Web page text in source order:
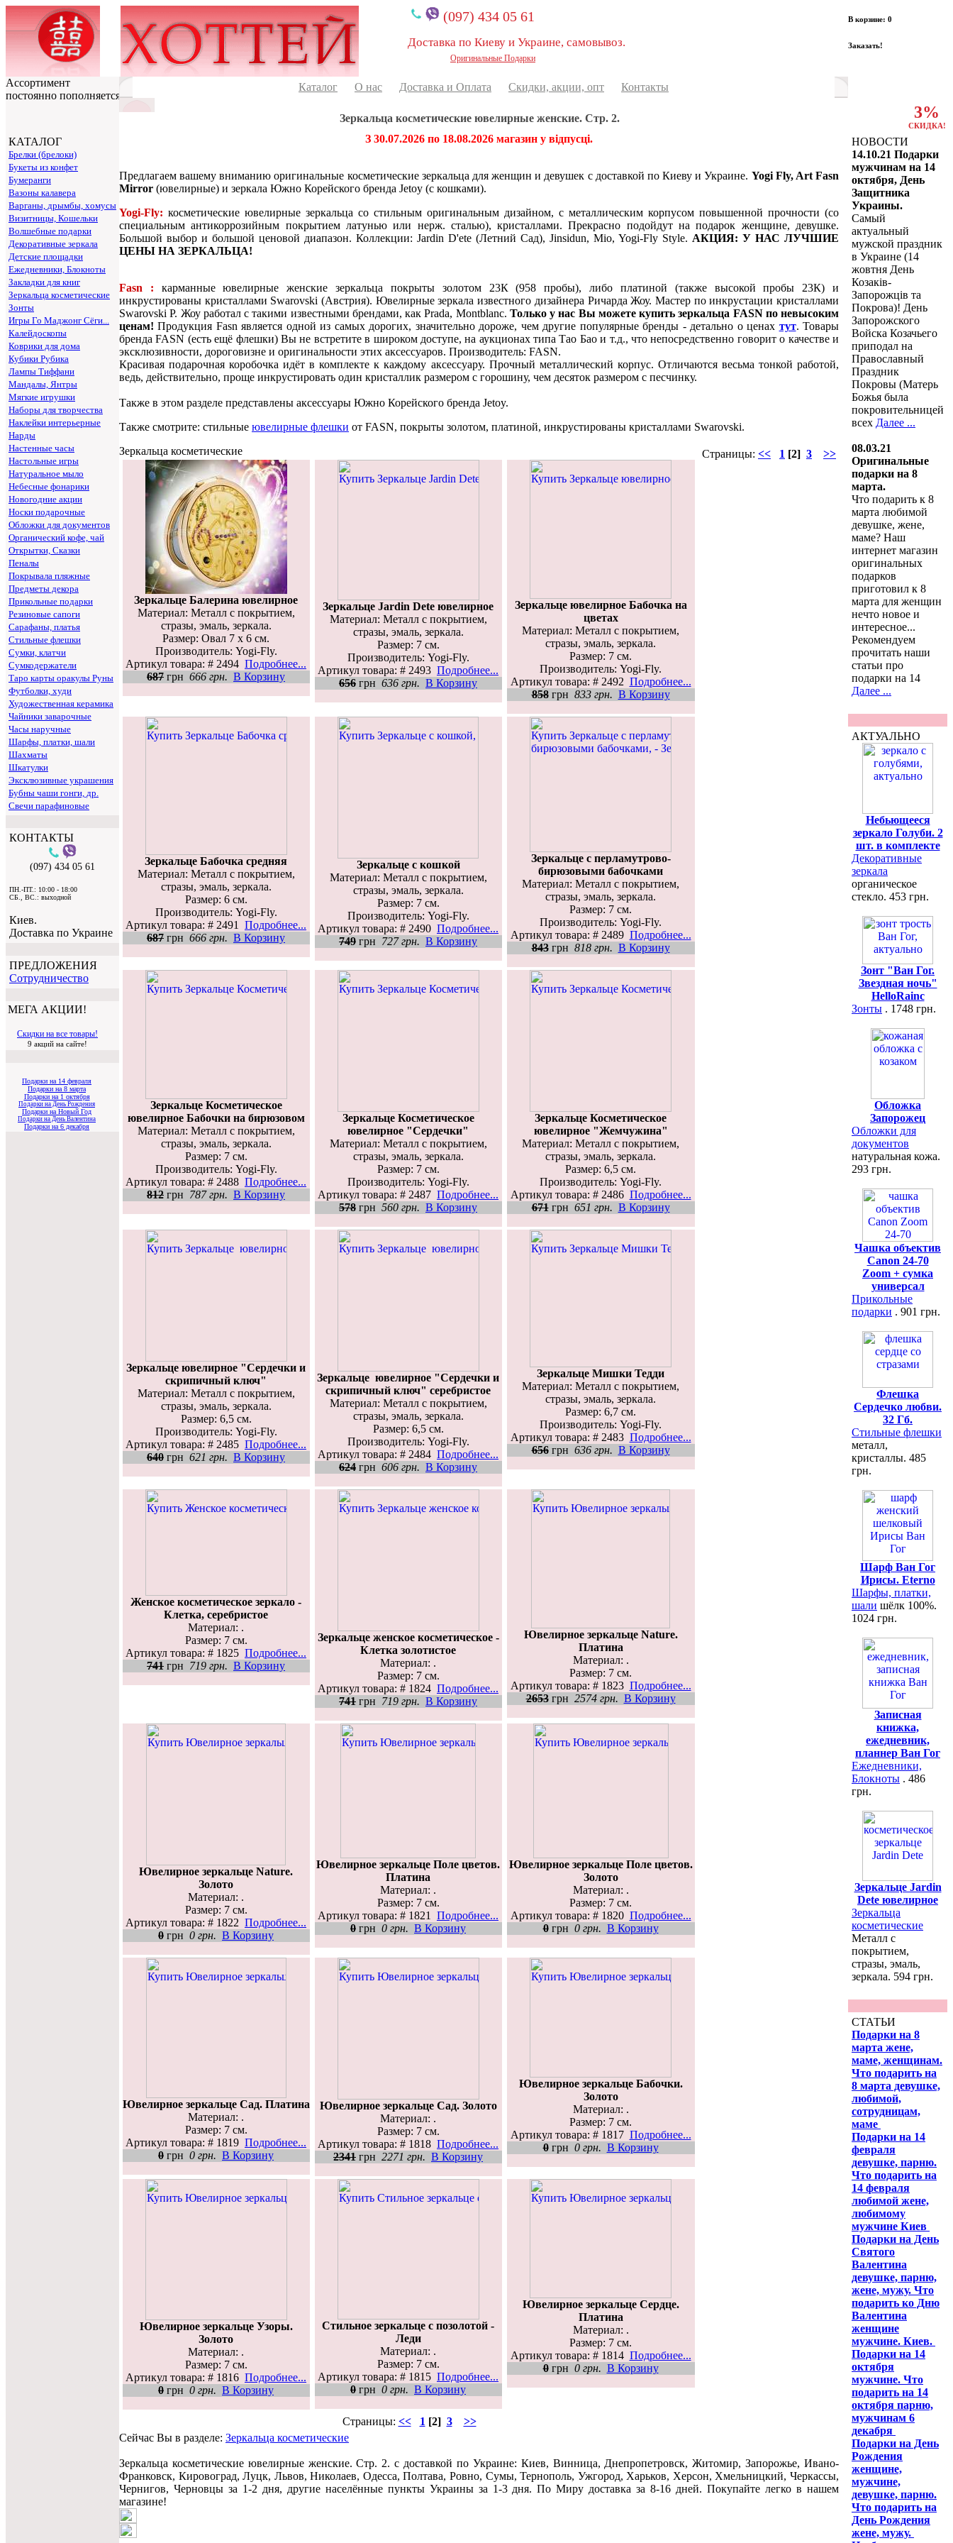
(097) 434 05 61
Доставка по Киеву и Украине, самовывоз.
Оригинальные Подарки
В корзине: 0
Заказать!
Ассортимент
постоянно пополняется
КАТАЛОГ
Брелки (брелоки)
Букеты из конфет
Бумеранги
Вазоны калавера
Варганы, дрымбы, хомусы
Визитницы, Кошельки
Волшебные подарки
Декоративные зеркала
Детские площадки
Ежедневники, Блокноты
Закладки для книг
Зеркальца косметические
Зонты
Игры Го Маджонг Сёги...
Калейдоскопы
Коврики для дома
Кубики Рубика
Лампы Тиффани
Мандалы, Янтры
Мягкие игрушки
Наборы для творчества
Наклейки интерьерные
Нарды
Настенные часы
Настольные игры
Натуральное мыло
Небесные фонарики
Новогодние акции
Носки подарочные
Обложки для документов
Органический кофе, чай
Открытки, Сказки
Пеналы
Покрывала пляжные
Предметы декора
Прикольные подарки
Резиновые сапоги
Сарафаны, платья
Стильные флешки
Сумки, клатчи
Сумкодержатели
Таро карты оракулы Руны
Футболки, худи
Художественная керамика
Чайники заварочные
Часы наручные
Шарфы, платки, шали
Шахматы
Шкатулки
Эксклюзивные украшения
Бубны чаши гонги, др.
Свечи парафиновые
КОНТАКТЫ
(097) 434 05 61
ПН.-ПТ.: 10:00 - 18:00
СБ., ВС.: выходной
Киев.
Доставка по Украине
ПРЕДЛОЖЕНИЯ
Cотрудничество
МЕГА АКЦИИ!
Скидки на все товары!
9 акций на сайте!
Подарки на 14 февраля
Подарки на 8 марта
Подарки на 1 октября
Подарки на День Рождения
Подарки на Новый Год
Подарки на День Валентина
Подарки на 6 декабря
Каталог О нас Доставка и Оплата Скидки, акции, опт Контакты
Зеркальца косметические ювелирные женские. Стр. 2.
З 30.07.2026 по 18.08.2026 магазин у відпусці.
Предлагаем вашему вниманию оригинальные косметические зеркальца для женщин и девушек с доставкой по Киеву и Украине. Yogi Fly, Art Fasn
Mirror (ювелирные) и зеркала Южно Корейского бренда Jetoy (с кошками).
Yogi-Fly: косметические ювелирные зеркальца со стильным оригинальным дизайном, с металлическим корпусом повышенной прочности (со
специальным антикоррозийным покрытием латунью или нерж. сталью), кристаллами. Прекрасно подойдут на подарок женщине, девушке.
Большой выбор и большой ценовой диапазон. Коллекции: Jardin D'ete (Летний Сад), Jinsidun, Mio, Yogi-Fly Style. АКЦИЯ: У НАС ЛУЧШИЕ
ЦЕНЫ НА ЗЕРКАЛЬЦА!
Fasn : карманные ювелирные женские зеркальца покрыты золотом 23К (958 пробы), либо платиной (также высокой пробы 23К) и
инкрустированы кристаллами Swarovski (Австрия). Ювелирные зеркала известного дизайнера Ричарда Жоу. Мастер по инкрустации кристаллами
Swarovski Р. Жоу работал с такими известными брендами, как Prada, Montblanc. Только у нас Вы можете купить зеркальца FASN по невысоким
ценам! Продукция Fasn является одной из самых дорогих, значительно дороже, чем другие популярные бренды - детально о ценах тут. Товары
бренда FASN (есть ещё флешки) Вы не встретите в широком доступе, на аукционах типа Тао Бао и т.д., что непосредственно говорит о качестве и
эксклюзивности, дороговизне и оригинальности этих аксессуаров. Производитель: FASN.
Красивая подарочная коробочка идёт в комплекте к каждому аксессуару. Прочный металлический корпус. Отличаются весьма тонкой работой,
ведь, действительно, проще инкрустировать один кристаллик размером с горошину, чем десяток размером с песчинку.
Также в этом разделе представлены аксессуары Южно Корейского бренда Jetoy.
Также смотрите: стильные ювелирные флешки от FASN, покрыты золотом, платиной, инкрустированы кристаллами Swarovski.
Зеркальца косметические
Страницы: << 1 [2] 3 >>
Зеркальце Балерина ювелирное
Материал: Металл с покрытием,
стразы, эмаль, зеркала.
Размер: Овал 7 х 6 см.
Производитель: Yogi-Fly.
Артикул товара: # 2494 Подробнее...
687 грн 666 грн. В Корзину
Зеркальце Jardin Dete ювелирное
Материал: Металл с покрытием,
стразы, эмаль, зеркала.
Размер: 7 см.
Производитель: Yogi-Fly.
Артикул товара: # 2493 Подробнее...
656 грн 636 грн. В Корзину
Зеркальце ювелирное Бабочка на
цветах
Материал: Металл с покрытием,
стразы, эмаль, зеркала.
Размер: 7 см.
Производитель: Yogi-Fly.
Артикул товара: # 2492 Подробнее...
858грн 833 грн. В Корзину
Зеркальце Бабочка средняя
Материал: Металл с покрытием,
стразы, эмаль, зеркала.
Размер: 6 см.
Производитель: Yogi-Fly.
Артикул товара: # 2491 Подробнее...
687 грн 666 грн. В Корзину
Зеркальце с кошкой
Материал: Металл с покрытием,
стразы, эмаль, зеркала.
Размер: 7 см.
Производитель: Yogi-Fly.
Артикул товара: # 2490 Подробнее...
749 грн 727 грн. В Корзину
Зеркальце с перламутрово-
бирюзовыми бабочками
Материал: Металл с покрытием,
стразы, эмаль, зеркала.
Размер: 7 см.
Производитель: Yogi-Fly.
Артикул товара: # 2489 Подробнее...
843грн 818 грн. В Корзину
Зеркальце Косметическое
ювелирное Бабочки на бирюзовом
Материал: Металл с покрытием,
стразы, эмаль, зеркала.
Размер: 7 см.
Производитель: Yogi-Fly.
Артикул товара: # 2488 Подробнее...
812 грн 787 грн. В Корзину
Зеркальце Косметическое
ювелирное "Сердечки"
Материал: Металл с покрытием,
стразы, эмаль, зеркала.
Размер: 7 см.
Производитель: Yogi-Fly.
Артикул товара: # 2487 Подробнее...
578 грн 560 грн. В Корзину
Зеркальце Косметическое
ювелирное "Жемчужина"
Материал: Металл с покрытием,
стразы, эмаль, зеркала.
Размер: 6,5 см.
Производитель: Yogi-Fly.
Артикул товара: # 2486 Подробнее...
671грн 651 грн. В Корзину
Зеркальце ювелирное "Сердечки и
скрипичный ключ"
Материал: Металл с покрытием,
стразы, эмаль, зеркала.
Размер: 6,5 см.
Производитель: Yogi-Fly.
Артикул товара: # 2485 Подробнее...
640 грн 621 грн. В Корзину
Зеркальце ювелирное "Сердечки и
скрипичный ключ" серебристое
Материал: Металл с покрытием,
стразы, эмаль, зеркала.
Размер: 6,5 см.
Производитель: Yogi-Fly.
Артикул товара: # 2484 Подробнее...
624 грн 606 грн. В Корзину
Зеркальце Мишки Тедди
Материал: Металл с покрытием,
стразы, эмаль, зеркала.
Размер: 6,7 см.
Производитель: Yogi-Fly.
Артикул товара: # 2483 Подробнее...
656грн 636 грн. В Корзину
Женское косметическое зеркало -
Клетка, серебристое
Материал: .
Размер: 7 см.
Артикул товара: # 1825 Подробнее...
741 грн 719 грн. В Корзину
Зеркальце женское косметическое -
Клетка золотистое
Материал: .
Размер: 7 см.
Артикул товара: # 1824 Подробнее...
741 грн 719 грн. В Корзину
Ювелирное зеркальце Nature.
Платина
Материал: .
Размер: 7 см.
Артикул товара: # 1823 Подробнее...
2653грн 2574 грн. В Корзину
Ювелирное зеркальце Nature.
Золото
Материал: .
Размер: 7 см.
Артикул товара: # 1822 Подробнее...
0 грн 0 грн. В Корзину
Ювелирное зеркальце Поле цветов.
Платина
Материал: .
Размер: 7 см.
Артикул товара: # 1821 Подробнее...
0 грн 0 грн. В Корзину
Ювелирное зеркальце Поле цветов.
Золото
Материал: .
Размер: 7 см.
Артикул товара: # 1820 Подробнее...
0грн 0 грн. В Корзину
Ювелирное зеркальце Сад. Платина
Материал: .
Размер: 7 см.
Артикул товара: # 1819 Подробнее...
0 грн 0 грн. В Корзину
Ювелирное зеркальце Сад. Золото
Материал: .
Размер: 7 см.
Артикул товара: # 1818 Подробнее...
2341 грн 2271 грн. В Корзину
Ювелирное зеркальце Бабочки.
Золото
Материал: .
Размер: 7 см.
Артикул товара: # 1817 Подробнее...
0грн 0 грн. В Корзину
Ювелирное зеркальце Узоры.
Золото
Материал: .
Размер: 7 см.
Артикул товара: # 1816 Подробнее...
0 грн 0 грн. В Корзину
Стильное зеркальце с позолотой -
Леди
Материал: .
Размер: 7 см.
Артикул товара: # 1815 Подробнее...
0 грн 0 грн. В Корзину
Ювелирное зеркальце Сердце.
Платина
Материал: .
Размер: 7 см.
Артикул товара: # 1814 Подробнее...
0грн 0 грн. В Корзину
Страницы: << 1 [2] 3
>>
Сейчас Вы в разделе: Зеркальца косметические
Зеркальца косметические ювелирные женские. Стр. 2. c доставкой по Украине: Киев, Винница, Днепропетровск, Житомир, Запорожье, Ивано-
Франковск, Кировоград, Луцк, Львов, Николаев, Одесса, Полтава, Ровно, Сумы, Тернополь, Ужгород, Харьков, Херсон, Хмельницкий, Черкассы,
Чернигов, Черновцы за 1-2 дня, другие населённые пункты Украины за 1-3 дня. По Миру доставка за 8-16 дней. Покупайте легко в нашем
магазине!
3%
СКИДКА!
НОВОСТИ
14.10.21 Подарки
мужчинам на 14
октября, День
Защитника
Украины.
Самый
актуальный
мужской праздник
в Украине (14
жовтня День
Козаків-
Запорожців та
Покрова)! День
Запорожского
Войска Козачьего
приподал на
Православный
Праздник
Покровы (Матерь
Божья была
покровительницей
всех Далее ...
08.03.21
Оригинальные
подарки на 8
марта.
Что подарить к 8
марта любимой
девушке, жене,
маме? Наш
интернет магазин
оригинальных
подарков
приготовил к 8
марта для женщин
нечто новое и
интересное...
Рекомендуем
прочитать наши
статьи про
подарки на 14
Далее ...
АКТУАЛЬНО
Небьющееся
зеркало Голуби. 2
шт. в комплекте
Декоративные
зеркала
органическое
стекло. 453 грн.
Зонт "Ван Гог.
Звездная ночь"
HelloRainc
Зонты . 1748 грн.
Обложка
Запорожец
Обложки для
документов
натуральная кожа.
293 грн.
Чашка объектив
Canon 24-70
Zoom + сумка
универсал
Прикольные
подарки . 901 грн.
Флешка
Сердечко любви.
32 Гб.
Стильные флешки
металл,
кристаллы. 485
грн.
Шарф Ван Гог
Ирисы. Eterno
Шарфы, платки,
шали шёлк 100%.
1024 грн.
Записная
книжка,
ежедневник,
планнер Ван Гог
Ежедневники,
Блокноты . 486
грн.
Зеркальце Jardin
Dete ювелирное
Зеркальца
косметические
Металл с
покрытием,
стразы, эмаль,
зеркала. 594 грн.
СТАТЬИ
Подарки на 8
марта жене,
маме, женщинам.
Что подарить на
8 марта девушке,
любимой,
сотрудницам,
маме
Подарки на 14
февраля
девушке, парню.
Что подарить на
14 февраля
любимой жене,
любимому
мужчине Киев
Подарки на День
Святого
Валентина
девушке, парню,
жене, мужу. Что
подарить ко Дню
Валентина
женщине
мужчине. Киев.
Подарки на 14
октября
мужчине. Что
подарить на 14
октября парню,
мужчинам 6
декабря
Подарки на День
Рождения
женщине,
мужчине,
девушке, парню.
Что подарить на
День Рождения
жене, мужу.